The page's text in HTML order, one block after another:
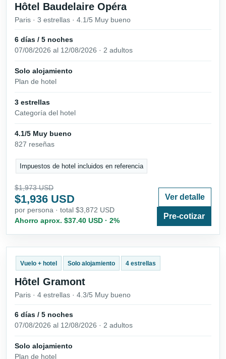
Hôtel Baudelaire Opéra
Paris · 3 estrellas · 4.1/5 Muy bueno
6 días / 5 noches
07/08/2026 al 12/08/2026 · 2 adultos
Solo alojamiento
Plan de hotel
3 estrellas
Categoría del hotel
4.1/5 Muy bueno
827 reseñas
Impuestos de hotel incluidos en referencia
$1,973 USD
$1,936 USD
por persona · total $3,872 USD
Ahorro aprox. $37.40 USD · 2%
Ver detalle
Pre-cotizar
Vuelo + hotel Solo alojamiento 4 estrellas
Hôtel Gramont
Paris · 4 estrellas · 4.3/5 Muy bueno
6 días / 5 noches
07/08/2026 al 12/08/2026 · 2 adultos
Solo alojamiento
Plan de hotel